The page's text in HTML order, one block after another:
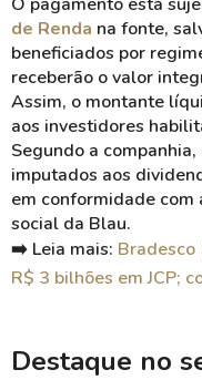
de Renda na fonte,
beneficiados por
receberão o valor
Assim, o montante
aos investidores
Segundo a
imputados aos
em conformidade
social da Blau.
➡️ Leia mais: Bradesco
R$ 3 bilhões em JCP;
Destaque no